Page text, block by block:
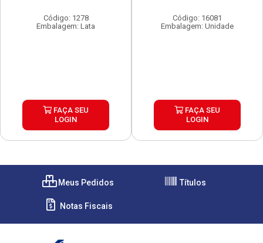
Código: 1278
Embalagem: Lata
FAÇA SEU
LOGIN
Código: 16081
Embalagem: Unidade
FAÇA SEU
LOGIN
Meus Pedidos Títulos
Notas Fiscais